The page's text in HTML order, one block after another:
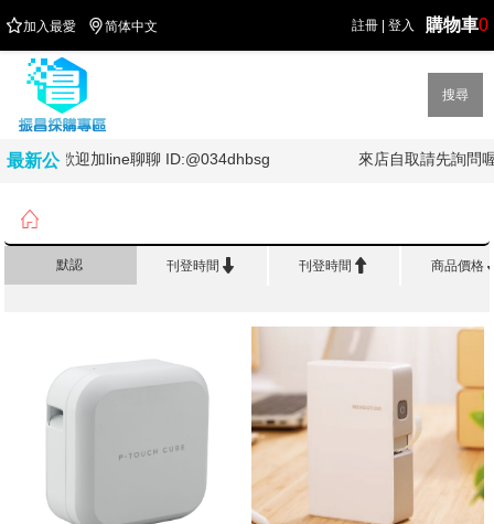
註冊 登入 購物車0
加入最愛 简体中文
搜尋
最新公
歡迎加line聊聊 ID:@034dhbsg 來店自取請先詢問喔

默認 刊登時間  刊登時間  商品價格